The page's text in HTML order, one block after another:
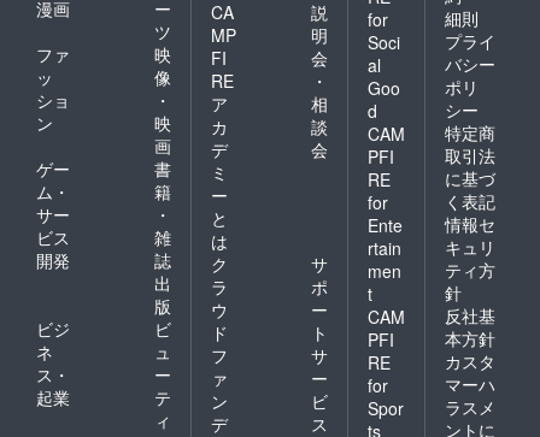
漫画
ー
ツ
ファ
ッ
ショ
ン
映
像
・
映
画
ゲー
ム・
サー
ビス
開発
書
籍
・
雑
誌
出
版
ビジ
ネ
ス・
起業
ビ
ュ
ー
テ
ィ
CA
MP
FI
RE
ア
カ
デ
ミ
ー
と
は
説
明
会
・
相
談
会
ク
ラ
ウ
ド
フ
ァ
ン
デ
サ
ポ
ー
ト
サ
ー
ビ
ス
for
Soci
al
Goo
d
CAM
PFI
RE
for
Ente
rtain
men
t
CAM
PFI
RE
for
Spor
ts
細則
プライ
バシー
ポリ
シー
特定商
取引法
に基づ
く表記
情報セ
キュリ
ティ方
針
反社基
本方針
カスタ
マーハ
ラスメ
ントに